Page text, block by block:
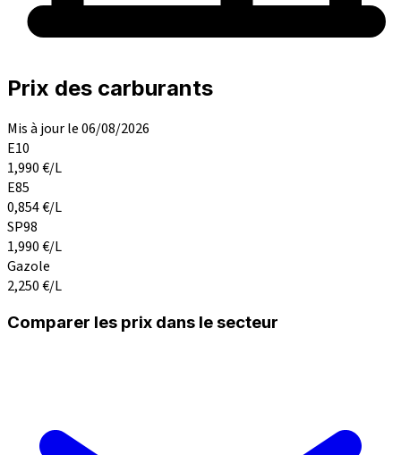
Prix des carburants
Mis à jour le 06/08/2026
E10
1,990€/L
E85
0,854€/L
SP98
1,990€/L
Gazole
2,250€/L
Comparer les prix dans le secteur